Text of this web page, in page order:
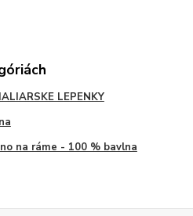
LEPENKY
na ráme - 100 % bavlna